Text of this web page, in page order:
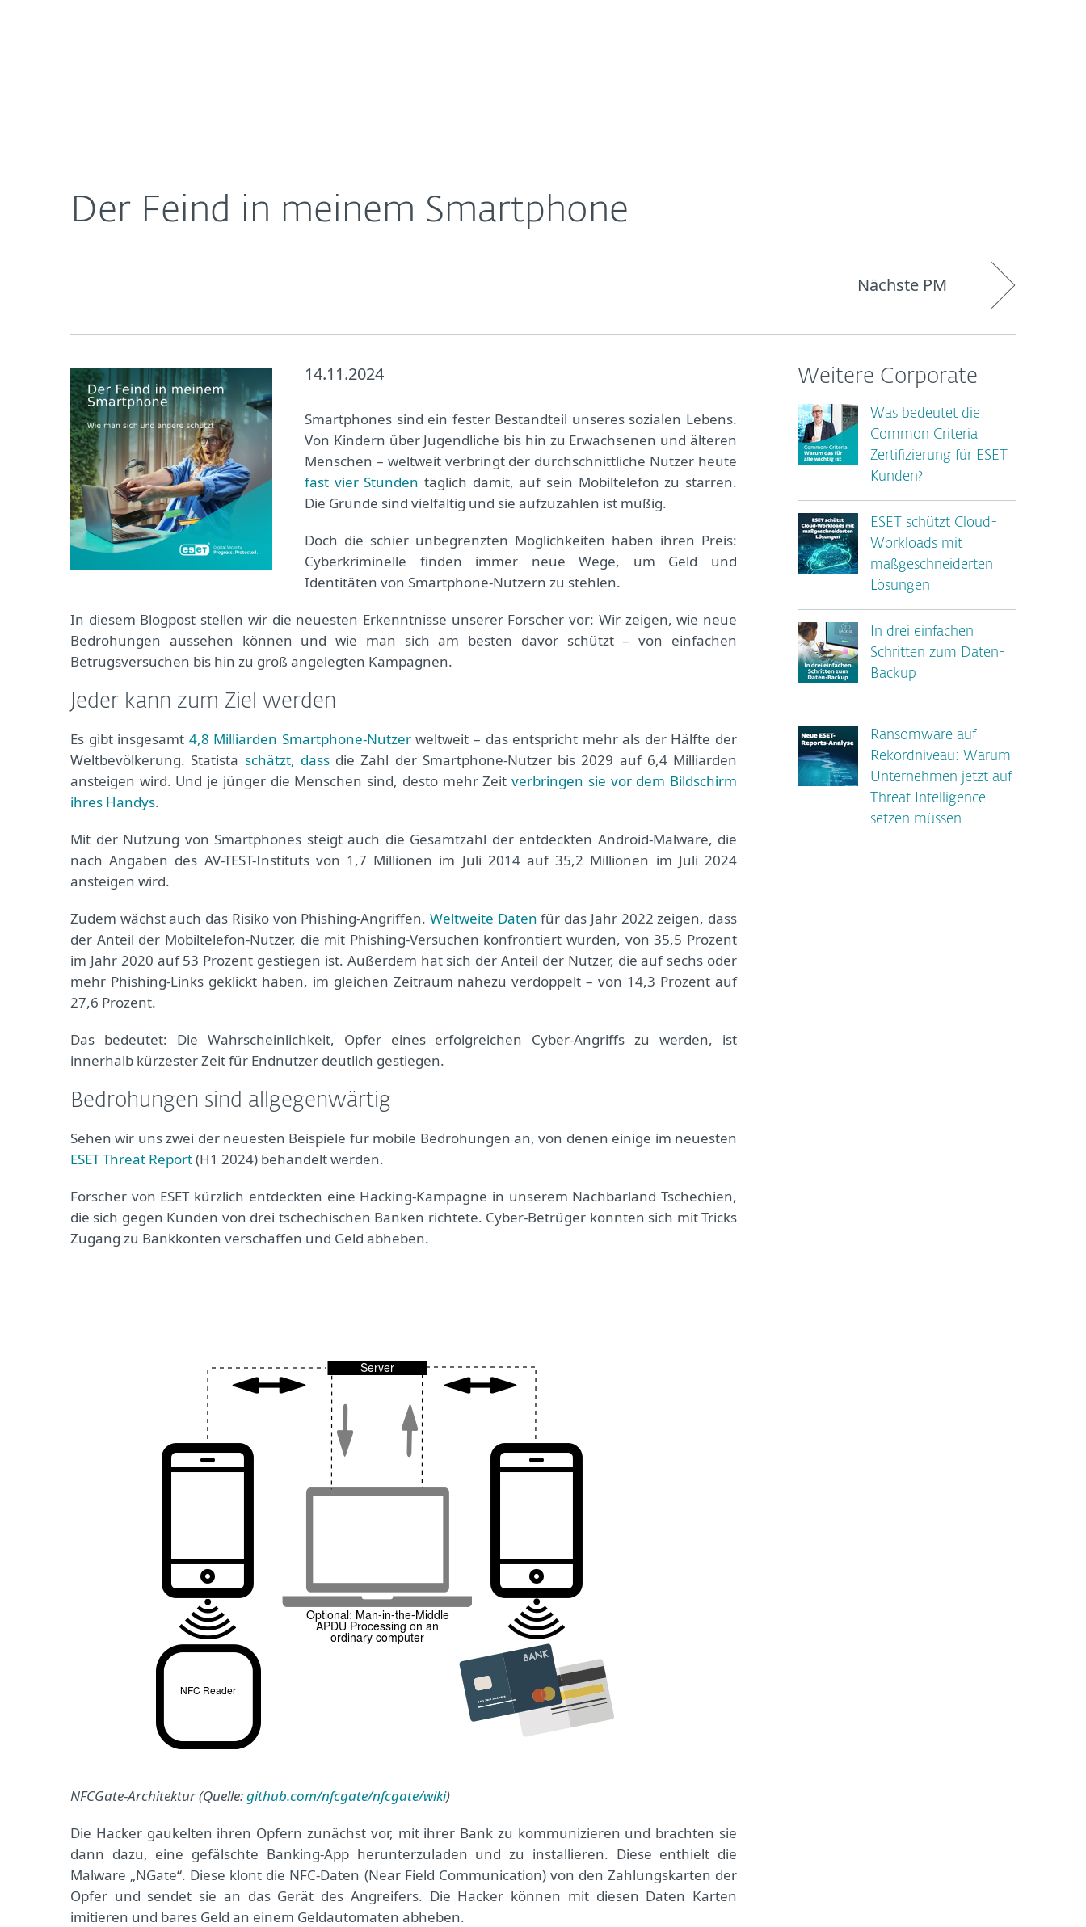
Der Feind in meinem Smartphone
Nächste PM
14.11.2024
Smartphones sind ein fester Bestandteil unseres sozialen Lebens.
Von Kindern über Jugendliche bis hin zu Erwachsenen und älteren
Menschen – weltweit verbringt der durchschnittliche Nutzer heute
fast vier Stunden täglich damit, auf sein Mobiltelefon zu starren.
Die Gründe sind vielfältig und sie aufzuzählen ist müßig.
Doch die schier unbegrenzten Möglichkeiten haben ihren Preis:
Cyberkriminelle finden immer neue Wege, um Geld und
Identitäten von Smartphone-Nutzern zu stehlen.
In diesem Blogpost stellen wir die neuesten Erkenntnisse unserer Forscher vor: Wir zeigen, wie neue
Bedrohungen aussehen können und wie man sich am besten davor schützt – von einfachen
Betrugsversuchen bis hin zu groß angelegten Kampagnen.
Jeder kann zum Ziel werden
Es gibt insgesamt 4,8 Milliarden Smartphone-Nutzerweltweit – das entspricht mehr als der Hälfte der
Weltbevölkerung. Statista schätzt, dass die Zahl der Smartphone-Nutzer bis 2029 auf 6,4 Milliarden
ansteigen wird. Und je jünger die Menschen sind, desto mehr Zeitverbringen sie vor dem Bildschirm
ihres Handys.
Mit der Nutzung von Smartphones steigt auch die Gesamtzahl der entdeckten Android-Malware, die
nach Angaben des AV-TEST-Instituts von 1,7 Millionen im Juli 2014 auf 35,2 Millionen im Juli 2024
ansteigen wird.
Zudem wächst auch das Risiko von Phishing-Angriffen. Weltweite Daten für das Jahr 2022 zeigen, dass
der Anteil der Mobiltelefon-Nutzer, die mit Phishing-Versuchen konfrontiert wurden, von 35,5 Prozent
im Jahr 2020 auf 53 Prozent gestiegen ist. Außerdem hat sich der Anteil der Nutzer, die auf sechs oder
mehr Phishing-Links geklickt haben, im gleichen Zeitraum nahezu verdoppelt – von 14,3 Prozent auf
27,6 Prozent.
Das bedeutet: Die Wahrscheinlichkeit, Opfer eines erfolgreichen Cyber-Angriffs zu werden, ist
innerhalb kürzester Zeit für Endnutzer deutlich gestiegen.
Bedrohungen sind allgegenwärtig
Sehen wir uns zwei der neuesten Beispiele für mobile Bedrohungen an, von denen einige im neuesten
ESET Threat Report(H1 2024) behandelt werden.
Forscher von ESET kürzlich entdeckten eine Hacking-Kampagne in unserem Nachbarland Tschechien,
die sich gegen Kunden von drei tschechischen Banken richtete. Cyber-Betrüger konnten sich mit Tricks
Zugang zu Bankkonten verschaffen und Geld abheben.
NFCGate-Architektur (Quelle:github.com/nfcgate/nfcgate/wiki)
Die Hacker gaukelten ihren Opfern zunächst vor, mit ihrer Bank zu kommunizieren und brachten sie
dann dazu, eine gefälschte Banking-App herunterzuladen und zu installieren. Diese enthielt die
Malware „NGate“. Diese klont die NFC-Daten (Near Field Communication) von den Zahlungskarten der
Opfer und sendet sie an das Gerät des Angreifers. Die Hacker können mit diesen Daten Karten
imitieren und bares Geld an einem Geldautomaten abheben.
Weitere Corporate
Was bedeutet die
Common Criteria
Zertifizierung für ESET
Kunden?
ESET schützt Cloud-
Workloads mit
maßgeschneiderten
Lösungen
In drei einfachen
Schritten zum Daten-
Backup
Ransomware auf
Rekordniveau: Warum
Unternehmen jetzt auf
Threat Intelligence
setzen müssen